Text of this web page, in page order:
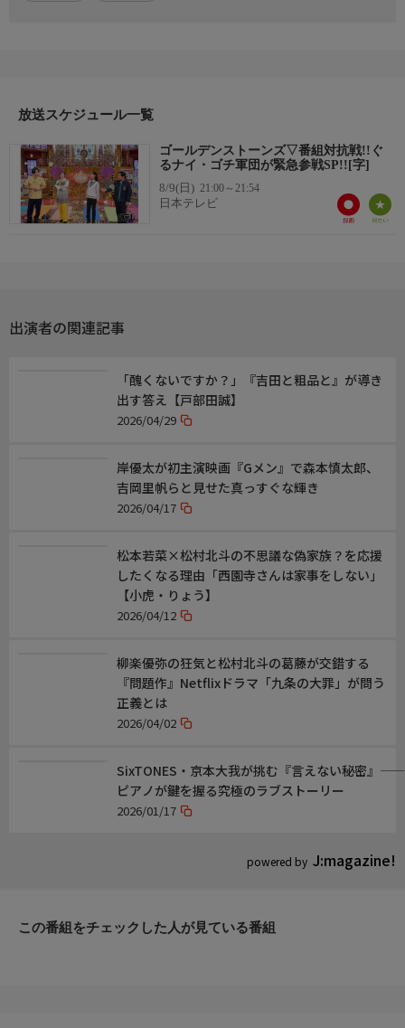
放送スケジュール一覧
ゴールデンストーンズ▽番組対抗戦!!ぐ
るナイ・ゴチ軍団が緊急参戦SP!![字]
8/9(日) 21:00～21:54
日本テレビ
出演者の関連記事
powered by J:magazine!
「醜くないですか？」『吉田と粗品と』が導き
出す答え【戸部田誠】
2026/04/29
岸優太が初主演映画『Gメン』で森本慎太郎、
吉岡里帆らと見せた真っすぐな輝き
2026/04/17
松本若菜×松村北斗の不思議な偽家族？を応援
したくなる理由「西園寺さんは家事をしない」
【小虎・りょう】
2026/04/12
柳楽優弥の狂気と松村北斗の葛藤が交錯する
『問題作』Netflixドラマ「九条の大罪」が問う
正義とは
2026/04/02
SixTONES・京本大我が挑む『言えない秘密』――
ピアノが鍵を握る究極のラブストーリー
2026/01/17
この番組をチェックした人が見ている番組